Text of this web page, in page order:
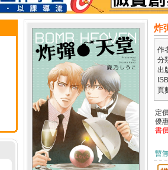
炸
作
分
出
頁
定
優
書
暫